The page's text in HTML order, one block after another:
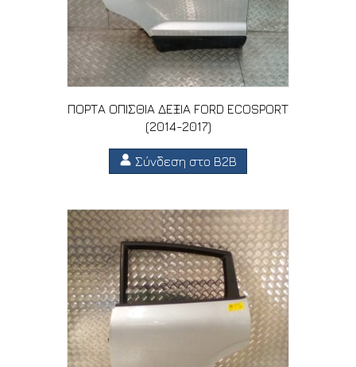
ΠΟΡΤΑ ΟΠΙΣΘΙΑ ΔΕΞΙΑ FORD ECOSPORT
(2014-2017)
Σύνδεση στο B2B